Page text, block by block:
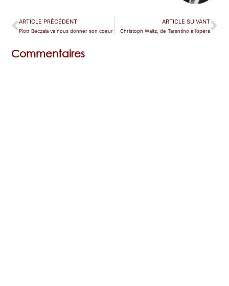
ARTICLE PRÉCÉDENT
Piotr Beczala va nous donner son coeur
ARTICLE SUIVANT
Christoph Waltz, de Tarantino à l’opéra
Commentaires